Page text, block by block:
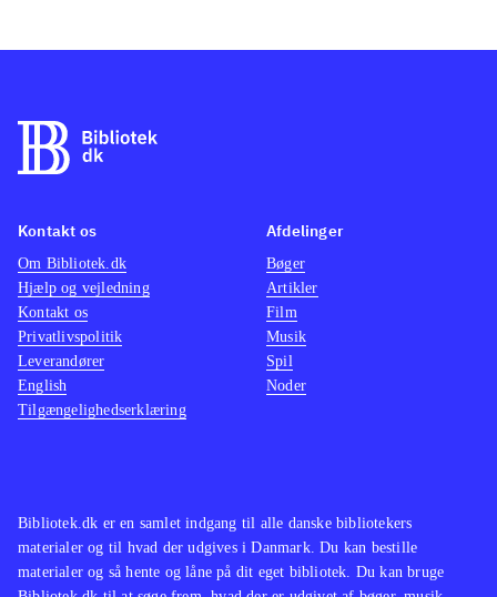
Bibliotek.dk er en samlet indgang til alle danske bibliotekers
materialer og til hvad der udgives i Danmark. Du kan bestille
materialer og så hente og låne på dit eget bibliotek. Du kan bruge
Kontakt os
Om Bibliotek.dk
Hjælp og vejledning
Kontakt os
Privatlivspolitik
Leverandører
English
Tilgængelighedserklæring
Afdelinger
Bøger
Artikler
Film
Musik
Spil
Noder